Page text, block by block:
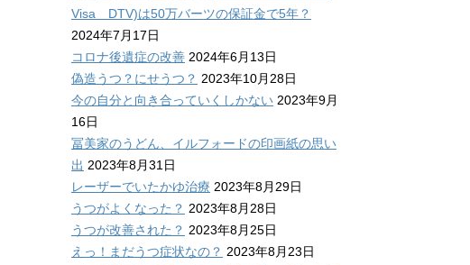
Visa DTV)は50万バーツの保証金で5年？
2024年7月17日
コロナ後遺症の改善 2024年6月13日
偽造うつ？にせうつ？ 2023年10月28日
今の自分と向き合っていくしかない 2023年9月
16日
冨美家のうどん、イルフォードの印画紙の思い
出 2023年8月31日
レーザーでいたかゆ治療 2023年8月29日
うつがよくなった？ 2023年8月28日
うつが改善された？ 2023年8月25日
えっ！まだうつ症状なの？ 2023年8月23日